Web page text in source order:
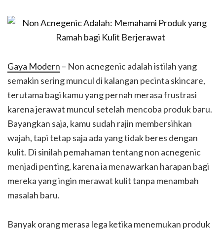
Gaya Modern – Non acnegenic adalah istilah yang
semakin sering muncul di kalangan pecinta skincare,
terutama bagi kamu yang pernah merasa frustrasi
karena jerawat muncul setelah mencoba produk baru.
Bayangkan saja, kamu sudah rajin membersihkan
wajah, tapi tetap saja ada yang tidak beres dengan
kulit. Di sinilah pemahaman tentang non acnegenic
menjadi penting, karena ia menawarkan harapan bagi
mereka yang ingin merawat kulit tanpa menambah
masalah baru.
Banyak orang merasa lega ketika menemukan produk